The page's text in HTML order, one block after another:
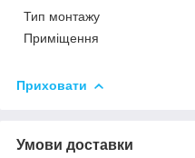
Тип монтажу
Приміщення
Приховати
Умови доставки